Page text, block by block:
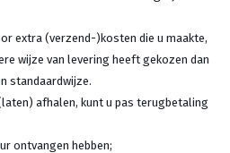
extra (verzend-)kosten die u maakte,
wijze van levering heeft gekozen dan
standaardwijze.
afhalen, kunt u pas terugbetaling
ontvangen hebben;